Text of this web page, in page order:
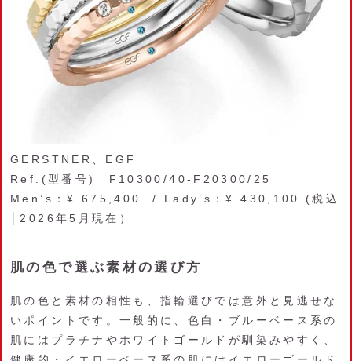
GERSTNER、EGF
Ref.(型番号) F10300/40-F20300/25
Men’s：¥ 675,400 / Lady’s：¥ 430,100 (税込
│2026年5月現在）
肌の色で選ぶ素材の選び方
肌の色と素材の相性も、指輪選びでは意外と見逃せな
いポイントです。一般的に、色白・ブルーベース系の
肌にはプラチナやホワイトゴールドが馴染みやすく、